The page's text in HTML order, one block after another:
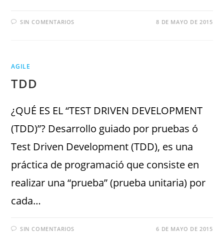
SIN COMENTARIOS 8 DE MAYO DE 2015
AGILE
TDD
¿QUÉ ES EL “TEST DRIVEN DEVELOPMENT
(TDD)”? Desarrollo guiado por pruebas ó
Test Driven Development (TDD), es una
práctica de programació que consiste en
realizar una “prueba” (prueba unitaria) por
cada…
SIN COMENTARIOS 6 DE MAYO DE 2015